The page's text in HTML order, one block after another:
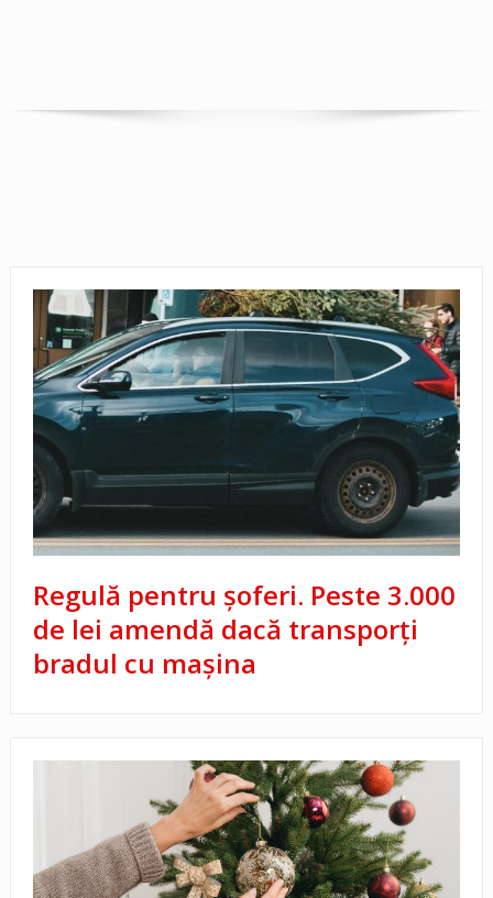
Regulă pentru șoferi. Peste 3.000
de lei amendă dacă transporți
bradul cu mașina